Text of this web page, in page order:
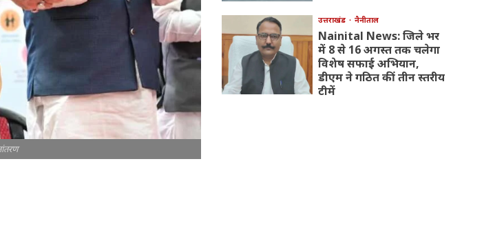
उत्तराखंड नैनीताल
Nainital News: जिले भर
में 8 से 16 अगस्त तक चलेगा
विशेष सफाई अभियान,
डीएम ने गठित कीं तीन स्तरीय
टीमें